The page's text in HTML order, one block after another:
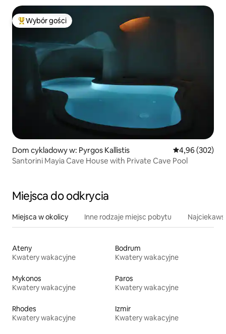
Najpopularniejsze z kategorii Wybór gości
Wybór gości
Dom cykladowy w: Pyrgos Kallistis Średnia
4,96 (302)
Santorini Mayia Cave House with Private Cave Pool
Miejsca do odkrycia
Miejsca w okolicy Inne rodzaje miejsc pobytu
Ateny
Kwatery wakacyjne
Bodrum
Kwatery wakacyjne
Mykonos
Kwatery wakacyjne
Paros
Kwatery wakacyjne
Rhodes
Kwatery wakacyjne
Izmir
Kwatery wakacyjne